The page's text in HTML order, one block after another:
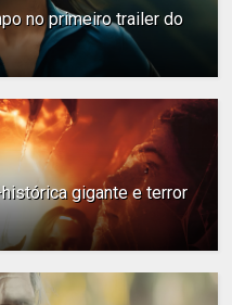
no primeiro trailer do
gigante e terror